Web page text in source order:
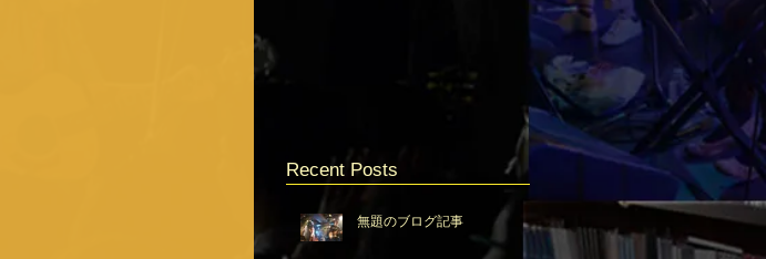
Recent Posts
無題のブログ記事